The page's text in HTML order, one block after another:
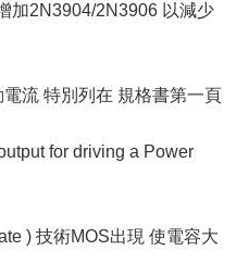
加2N3904/2N3906 以減少
流 特別列在 規格書第一頁
for driving a Power
) 技術MOS出現 使電容大